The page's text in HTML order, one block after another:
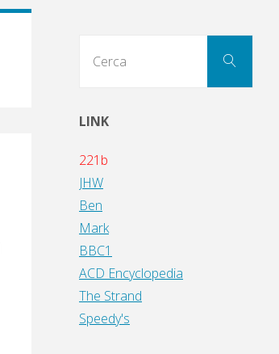
Cerca
LINK
221b
JHW
Ben
Mark
BBC1
ACD Encyclopedia
The Strand
Speedy's